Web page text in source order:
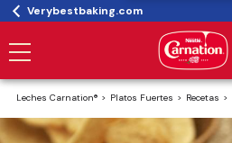
Verybestbaking.com
Leches Carnation® Platos Fuertes Recetas